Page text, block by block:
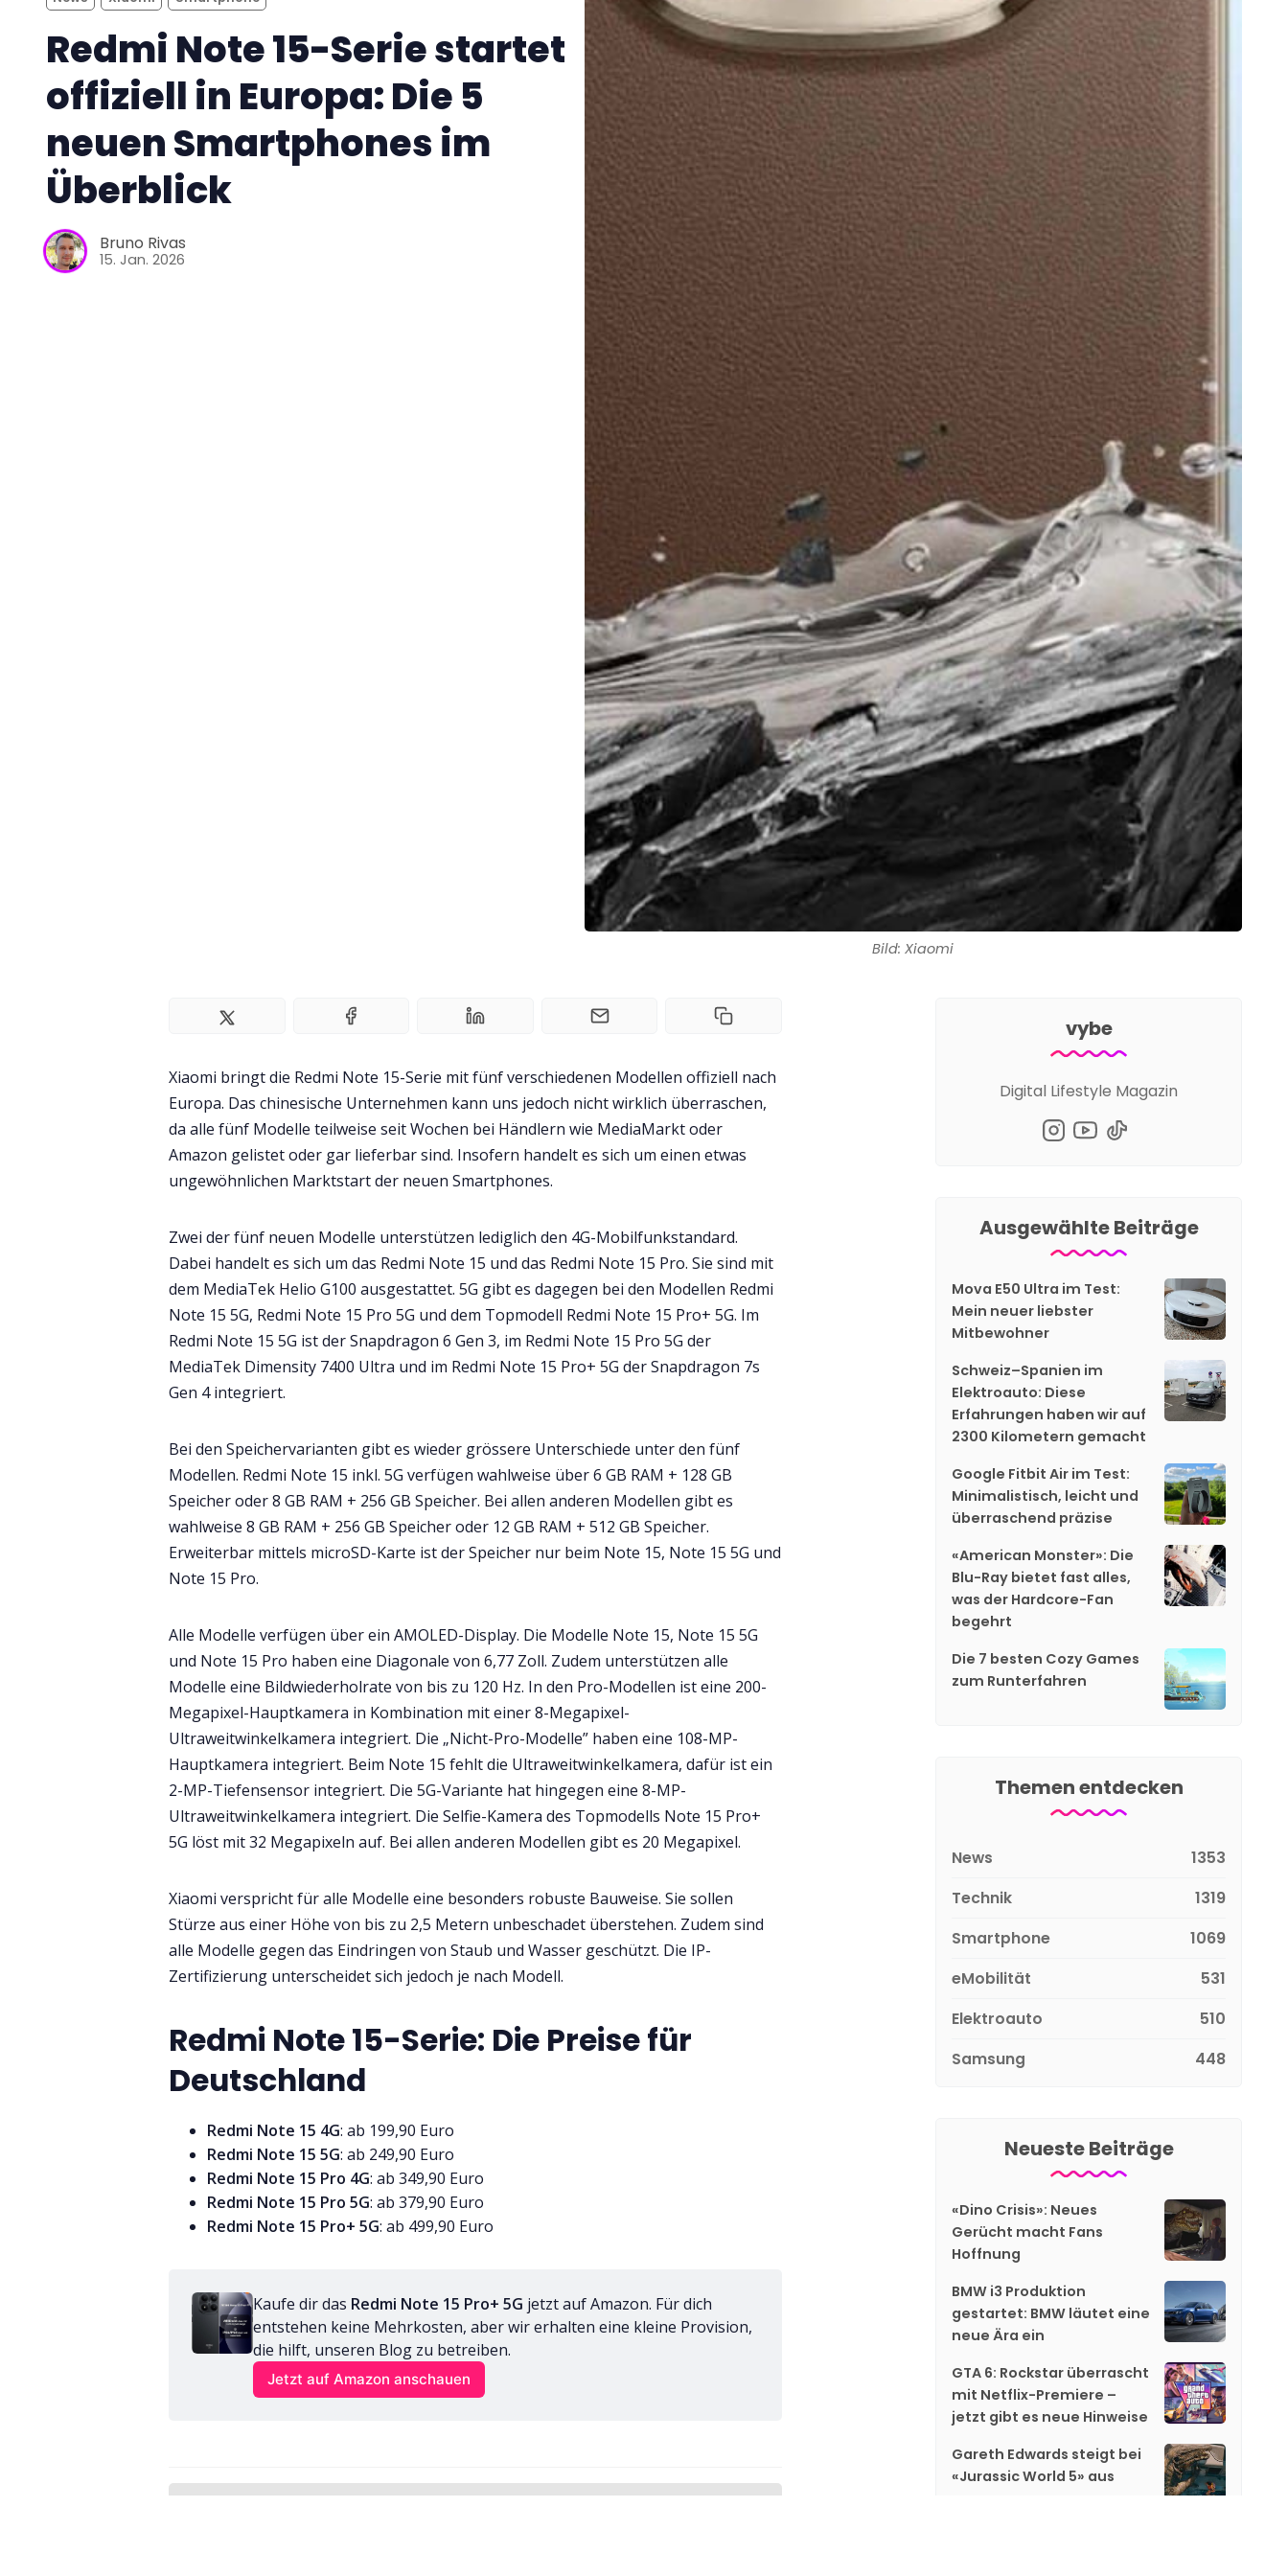
Bild: Xiaomi
Redmi Note 15-Serie startet
offiziell in Europa: Die 5
neuen Smartphones im
Überblick
Bruno Rivas
15. Jan. 2026
Xiaomi bringt die Redmi Note 15-Serie mit fünf verschiedenen Modellen offiziell nach
Europa. Das chinesische Unternehmen kann uns jedoch nicht wirklich überraschen,
da alle fünf Modelle teilweise seit Wochen bei Händlern wie MediaMarkt oder
Amazon gelistet oder gar lieferbar sind. Insofern handelt es sich um einen etwas
ungewöhnlichen Marktstart der neuen Smartphones.
Zwei der fünf neuen Modelle unterstützen lediglich den 4G-Mobilfunkstandard.
Dabei handelt es sich um das Redmi Note 15 und das Redmi Note 15 Pro. Sie sind mit
dem MediaTek Helio G100 ausgestattet. 5G gibt es dagegen bei den Modellen Redmi
Note 15 5G, Redmi Note 15 Pro 5G und dem Topmodell Redmi Note 15 Pro+ 5G. Im
Redmi Note 15 5G ist der Snapdragon 6 Gen 3, im Redmi Note 15 Pro 5G der
MediaTek Dimensity 7400 Ultra und im Redmi Note 15 Pro+ 5G der Snapdragon 7s
Gen 4 integriert.
Bei den Speichervarianten gibt es wieder grössere Unterschiede unter den fünf
Modellen. Redmi Note 15 inkl. 5G verfügen wahlweise über 6 GB RAM + 128 GB
Speicher oder 8 GB RAM + 256 GB Speicher. Bei allen anderen Modellen gibt es
wahlweise 8 GB RAM + 256 GB Speicher oder 12 GB RAM + 512 GB Speicher.
Erweiterbar mittels microSD-Karte ist der Speicher nur beim Note 15, Note 15 5G und
Note 15 Pro.
Alle Modelle verfügen über ein AMOLED-Display. Die Modelle Note 15, Note 15 5G
und Note 15 Pro haben eine Diagonale von 6,77 Zoll. Zudem unterstützen alle
Modelle eine Bildwiederholrate von bis zu 120 Hz. In den Pro-Modellen ist eine 200-
Megapixel-Hauptkamera in Kombination mit einer 8-Megapixel-
Ultraweitwinkelkamera integriert. Die „Nicht-Pro-Modelle” haben eine 108-MP-
Hauptkamera integriert. Beim Note 15 fehlt die Ultraweitwinkelkamera, dafür ist ein
2-MP-Tiefensensor integriert. Die 5G-Variante hat hingegen eine 8-MP-
Ultraweitwinkelkamera integriert. Die Selfie-Kamera des Topmodells Note 15 Pro+
5G löst mit 32 Megapixeln auf. Bei allen anderen Modellen gibt es 20 Megapixel.
Xiaomi verspricht für alle Modelle eine besonders robuste Bauweise. Sie sollen
Stürze aus einer Höhe von bis zu 2,5 Metern unbeschadet überstehen. Zudem sind
alle Modelle gegen das Eindringen von Staub und Wasser geschützt. Die IP-
Zertifizierung unterscheidet sich jedoch je nach Modell.
Redmi Note 15-Serie: Die Preise für
Deutschland
Redmi Note 15 4G: ab 199,90 Euro
Redmi Note 15 5G: ab 249,90 Euro
Redmi Note 15 Pro 4G: ab 349,90 Euro
Redmi Note 15 Pro 5G: ab 379,90 Euro
Redmi Note 15 Pro+ 5G: ab 499,90 Euro
Kaufe dir das Redmi Note 15 Pro+ 5G jetzt auf Amazon. Für dich
entstehen keine Mehrkosten, aber wir erhalten eine kleine Provision,
die hilft, unseren Blog zu betreiben.
Jetzt auf Amazon anschauen
vybe
Digital Lifestyle Magazin
Ausgewählte Beiträge
Mova E50 Ultra im Test:
Mein neuer liebster
Mitbewohner
Schweiz–Spanien im
Elektroauto: Diese
Erfahrungen haben wir auf
2300 Kilometern gemacht
Google Fitbit Air im Test:
Minimalistisch, leicht und
überraschend präzise
«American Monster»: Die
Blu-Ray bietet fast alles,
was der Hardcore-Fan
begehrt
Die 7 besten Cozy Games
zum Runterfahren
Themen entdecken
News
1353
Technik
1319
Smartphone
1069
eMobilität
531
Elektroauto
510
Samsung
448
Neueste Beiträge
«Dino Crisis»: Neues
Gerücht macht Fans
Hoffnung
BMW i3 Produktion
gestartet: BMW läutet eine
neue Ära ein
GTA 6: Rockstar überrascht
mit Netflix-Premiere –
jetzt gibt es neue Hinweise
Gareth Edwards steigt bei
«Jurassic World 5» aus